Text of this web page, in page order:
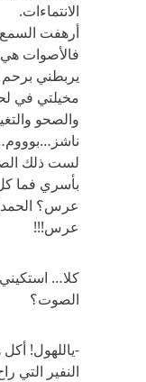
الانتماءات.
أرهفت
فالأصوات
يربطني
مخيلتي في
والصحو
لست ذلك
بأسري فما
عرس؟
عرس!!!
كلا…
الصوت؟
-ياللهول!
النفير التي